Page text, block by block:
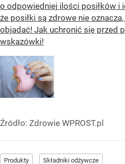
o odpowiedniej ilości posiłków i
że posiłki są zdrowe nie
objadać! Jak uchronić się przed
wskazówki!
Źródło: Zdrowie WPROST.pl
Produkty Składniki odżywcze